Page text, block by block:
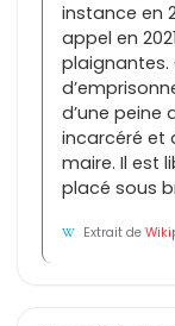
instance en
appel en
plaignantes.
d’une peine
incarcéré et
maire. Il est
placé sous
Extrait de